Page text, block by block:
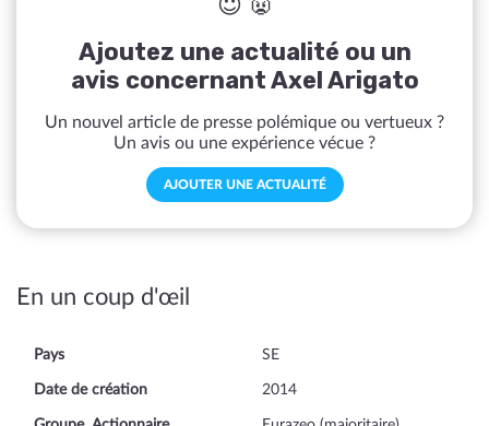
😇 👿
Ajoutez une actualité ou un
avis concernant Axel Arigato
Un nouvel article de presse polémique ou vertueux ?
Un avis ou une expérience vécue ?
AJOUTER UNE ACTUALITÉ
En un coup d'œil
Pays SE
Date de création 2014